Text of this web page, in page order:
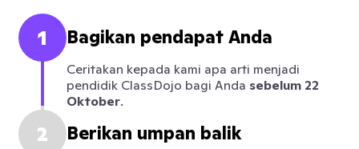
1 Bagikan pendapat Anda
Ceritakan kepada kami apa arti menjadi
pendidik ClassDojo bagi Anda sebelum 22
Oktober.
2 Berikan umpan balik